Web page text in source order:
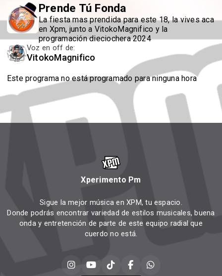
Prende Tú Fonda
La fiesta mas prendida para este 18, la vives aca
en Xpm, junto a VitokoMagnifico y la
programación dieciochera 2024
Voz en off de:
VitokoMagnifico
Este programa no está programado para ninguna hora
Xperimento Pm
Sigue la mejor música en XPM, tu espacio.
Donde podrás encontrar variedad de estilos musicales, buena
onda y entretención de parte de este equipo radial que
cuerdo no está.